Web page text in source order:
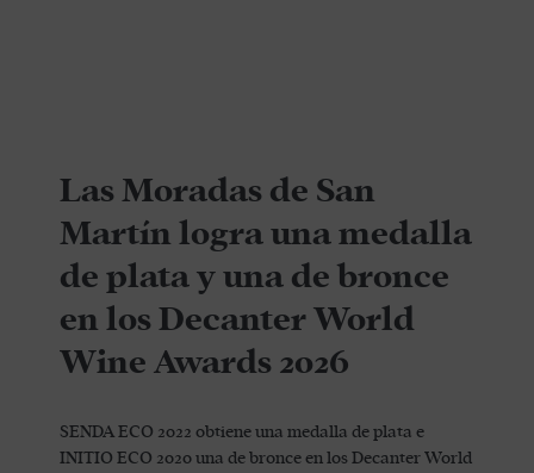
Las Moradas de San
Martín logra una medalla
de plata y una de bronce
en los Decanter World
Wine Awards 2026
SENDA ECO 2022 obtiene una medalla de plata e
INITIO ECO 2020 una de bronce en los Decanter World